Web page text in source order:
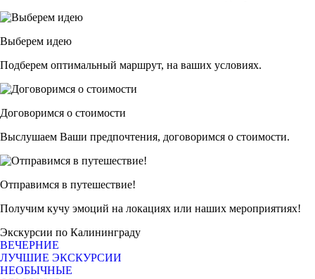
Выберем идею
Подберем оптимальный маршрут, на ваших условиях.
Договоримся о стоимости
Выслушаем Ваши предпочтения, договоримся о стоимости.
Отправимся в путешествие!
Получим кучу эмоций на локациях или наших мероприятиях!
Экскурсии по Калининграду
ВЕЧЕРНИЕ
ЛУЧШИЕ ЭКСКУРСИИ
НЕОБЫЧНЫЕ